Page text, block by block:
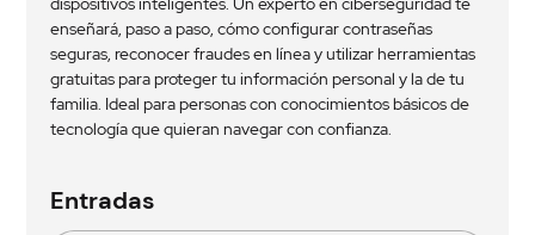
enseñará, paso a paso, cómo configurar contraseñas
seguras, reconocer fraudes en línea y utilizar herramientas
gratuitas para proteger tu información personal y la de tu
familia. Ideal para personas con conocimientos básicos de
tecnología que quieran navegar con confianza.
Entradas